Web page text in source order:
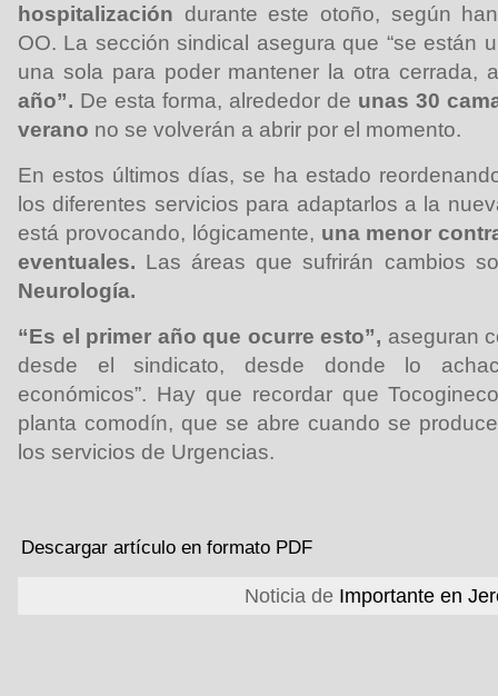
hospitalización durante este otoño, según
OO. La sección sindical asegura que “se están
una sola para poder mantener la otra cerrada,
año”. De esta forma, alrededor de unas 30
verano no se volverán a abrir por el momento.
En estos últimos días, se ha estado
los diferentes servicios para adaptarlos a la
está provocando, lógicamente, una menor
eventuales. Las áreas que sufrirán cambios
Neurología.
“Es el primer año que ocurre esto”, aseguran
desde el sindicato, desde donde lo
económicos”. Hay que recordar que
planta comodín, que se abre cuando se
los servicios de Urgencias.
Descargar artículo en formato PDF
Noticia de Importante en